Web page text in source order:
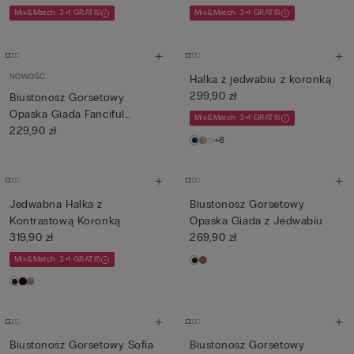
Mix&Match: 3+1 GRATIS Mix&Match: 3+1 GRATIS
NOWOŚĆ
Biustonosz Gorsetowy
Opaska Giada Fanciful
Flowers
229,90 zł
Halka z jedwabiu z koronką
299,90 zł
Mix&Match: 3+1 GRATIS
+8
Jedwabna Halka z
Kontrastową Koronką
319,90 zł
Mix&Match: 3+1 GRATIS
Biustonosz Gorsetowy
Opaska Giada z Jedwabiu
269,90 zł
Biustonosz Gorsetowy Sofia Biustonosz Gorsetowy